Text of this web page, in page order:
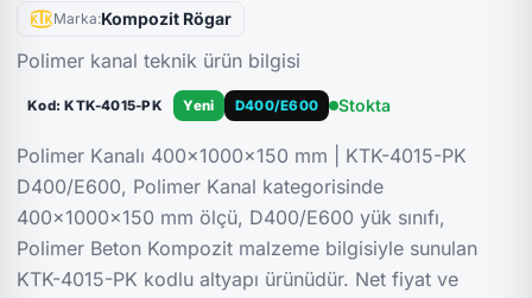
Marka:Kompozit Rögar
Polimer kanal teknik ürün bilgisi
Kod: KTK-4015-PK Yeni D400/E600 Stokta
Polimer Kanalı 400x1000x150 mm | KTK-4015-PK
D400/E600, Polimer Kanal kategorisinde
400x1000x150 mm ölçü, D400/E600 yük sınıfı,
Polimer Beton Kompozit malzeme bilgisiyle sunulan
KTK-4015-PK kodlu altyapı ürünüdür. Net fiyat ve